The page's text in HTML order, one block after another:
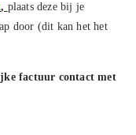
, plaats deze bij je
door (dit kan het het
factuur contact met